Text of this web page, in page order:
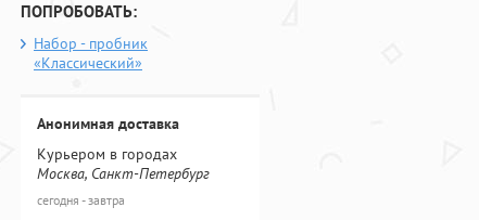
ПОПРОБОВАТЬ:
Набор - пробник
«Классический»
Анонимная доставка
Курьером в городах
Москва, Санкт-Петербург
сегодня - завтра